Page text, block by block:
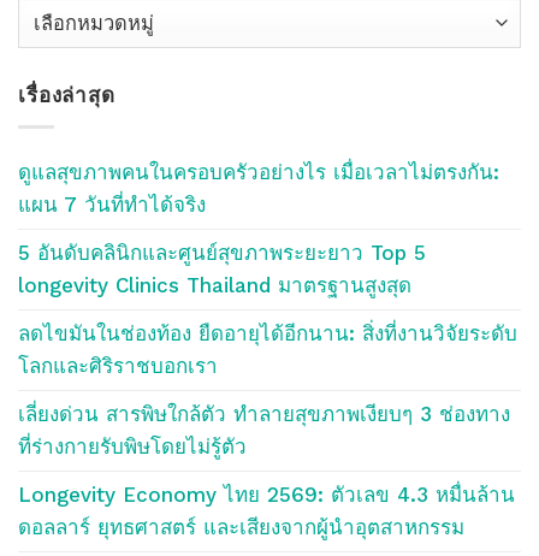
เลือก
บลอค
Blog
เรื่องล่าสุด
ดูแลสุขภาพคนในครอบครัวอย่างไร เมื่อเวลาไม่ตรงกัน:
แผน 7 วันที่ทำได้จริง
5 อันดับคลินิกและศูนย์สุขภาพระยะยาว Top 5
longevity Clinics Thailand มาตรฐานสูงสุด
ลดไขมันในช่องท้อง ยืดอายุได้อีกนาน: สิ่งที่งานวิจัยระดับ
โลกและศิริราชบอกเรา
เลี่ยงด่วน สารพิษใกล้ตัว ทำลายสุขภาพเงียบๆ 3 ช่องทาง
ที่ร่างกายรับพิษโดยไม่รู้ตัว
Longevity Economy ไทย 2569: ตัวเลข 4.3 หมื่นล้าน
ดอลลาร์ ยุทธศาสตร์ และเสียงจากผู้นำอุตสาหกรรม